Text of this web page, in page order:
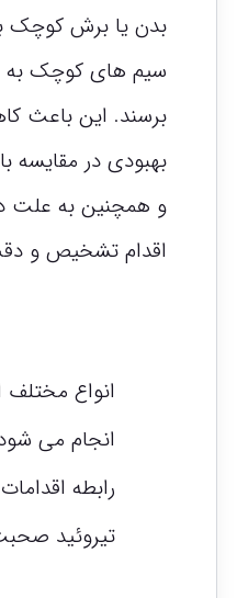
بدن یا برش کوچک
سیم های کوچک به
برسند. این باعث
بهبودی در مقایسه
و همچنین به علت
اقدام تشخیص و
انواع مختلف
انجام می
رابطه
تیروئید